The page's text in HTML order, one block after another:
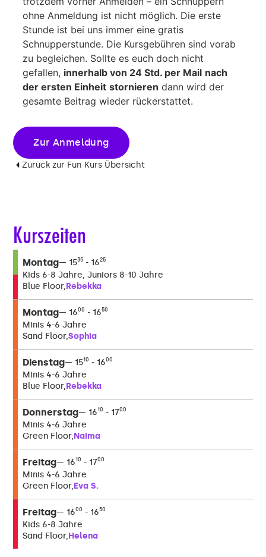
ohne Anmeldung ist nicht möglich. Die erste
Stunde ist bei uns immer eine gratis
Schnupperstunde. Die Kursgebühren sind vorab
zu begleichen. Sollte es euch doch nicht
gefallen, innerhalb von 24 Std. per Mail nach
der ersten Einheit stornieren dann wird der
gesamte Beitrag wieder rückerstattet.
Zur Anmeldung
Zurück zur Fun Kurs Übersicht
Kurszeiten
Montag 1535 1625
Kids 6-8 Jahre, Juniors 8-10 Jahre
Blue Floor Rebekka
Montag 1600 1650
Minis 4-6 Jahre
Sand Floor Sophia
Dienstag 1510 1600
Minis 4-6 Jahre
Blue Floor Rebekka
Donnerstag 1610 1700
Minis 4-6 Jahre
Green Floor Naima
Freitag 1610 1700
Minis 4-6 Jahre
Green Floor Eva S.
Freitag 1600 1650
Kids 6-8 Jahre
Sand Floor Helena